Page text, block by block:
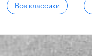
Все классики